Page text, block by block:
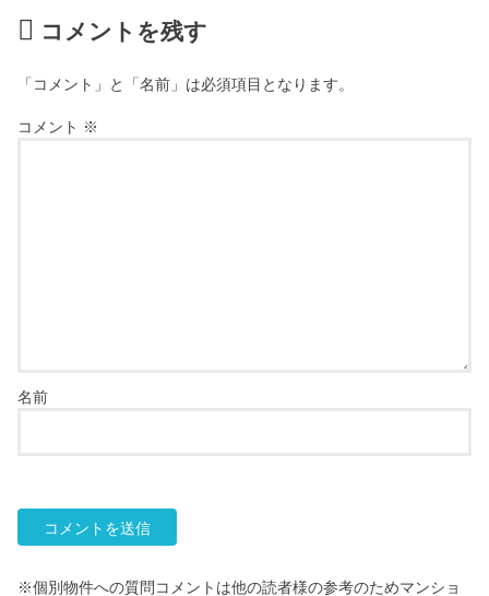
コメントを残す
「コメント」と「名前」は必須項目となります。
コメント ※
名前
※個別物件への質問コメントは他の読者様の参考のためマンショ